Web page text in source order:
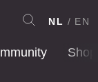
Shop
NL EN